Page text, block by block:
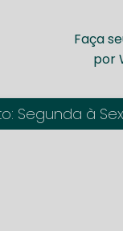
Faça
por
Segunda à